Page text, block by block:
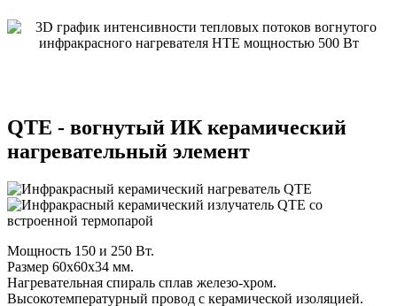
QTE - вогнутый ИК керамический
нагревательный элемент
Мощность 150 и 250 Вт.
Размер 60x60x34 мм.
Нагревательная спираль сплав железо-хром.
Высокотемпературный провод с керамической изоляцией.